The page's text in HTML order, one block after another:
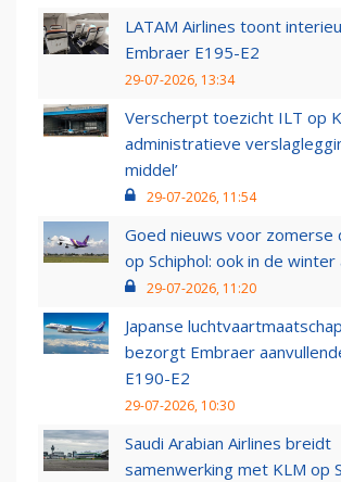
LATAM Airlines toont
Embraer E195-E2
29-07-2026, 13:34
Verscherpt toezicht ILT op
administratieve
middel’
29-07-2026, 11:54
Goed nieuws voor zomerse
op Schiphol: ook in de
29-07-2026, 11:20
Japanse
bezorgt Embraer
E190-E2
29-07-2026, 10:30
Saudi Arabian Airlines breidt
samenwerking met KLM op